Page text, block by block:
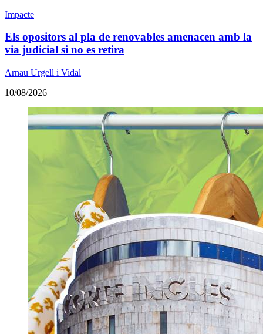
Impacte
Els opositors al pla de renovables amenacen amb la
via judicial si no es retira
Arnau Urgell i Vidal
10/08/2026